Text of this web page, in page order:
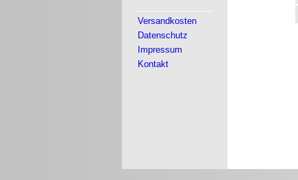
Versandkosten
Datenschutz
Impressum
Kontakt